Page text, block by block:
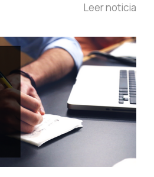
Leer noticia